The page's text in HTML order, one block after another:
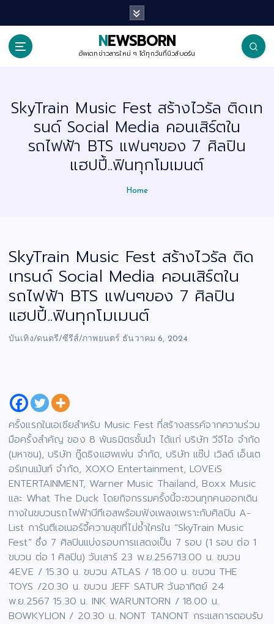
i
NEWSBORN
อัพเดทข่าวสารใหม่ ๆ ได้ทุกวันที่นิวส์บอร์น
SkyTrain Music Fest สร้างไวรัล ติดเท
รนด์ Social Media คอนเสิร์ตใน
รถไฟฟ้า BTS แฟนๆของ 7 ศิลปิน
แฮปปี้..ฟินทุกโมเมนต์
Home
SkyTrain Music Fest สร้างไวรัล ติด
เทรนด์ Social Media คอนเสิร์ตใน
รถไฟฟ้า BTS แฟนๆของ 7 ศิลปิน
แฮปปี้..ฟินทุกโมเมนต์
บันเทิง/ดนตรี/ซีรีส์/ภาพยนตร์ ธันวาคม 6, 2024
ครั้งแรกในเอเชียสำหรับ Music Fest ที่สร้างสรรค์จากความร่วม
มือครั้งสำคัญ ของ 8 พันธมิตรชั้นนำ ได้แก่ บริษัท วีจีไอ จำกัด
(มหาชน), บริษัท กู๊ดธิงแฮพเพ่น จำกัด, บริษัท แซ๊ป เวิลด์ เอ็นเต
อร์เทนเม้นท์ จำกัด, XOXO Entertainment, LOVEiS
ENTERTAINMENT, Warner Music Thailand, Boxx Music
และ What The Duck โดยกิจกรรมครั้งนี้จะชวนทุกคนออกเดิน
ทางในขบวนรถไฟฟ้าบีทีเอสพร้อมฟังเพลงเพราะกับศิลปิน A-
List การันตีเอเนอร์จี้ความสุขที่ไม่ซ้ำใครใน “SkyTrain Music
Fest” ซึ่ง 7 ศิลปินแบ่งรอบการแสดงเป็น 7 รอบ (1 รอบ ต่อ 1
ขบวน ต่อ 1 ศิลปิน) วันเสาร์ 23 พ.ย.256713.00 น. ขบวน
4EVE / 15.30 น. ขบวน ATLAS / 18.00 น. ขบวน THE
TOYS /20.30 น. ขบวน JEFF SATUR วันอาทิตย์ 24
พ.ย.2567 15.30 น. INK WARUNTORN / 18.00 น.
BOWKYLION / 20.30 น. NONT TANONT กระแสการตอบรับ